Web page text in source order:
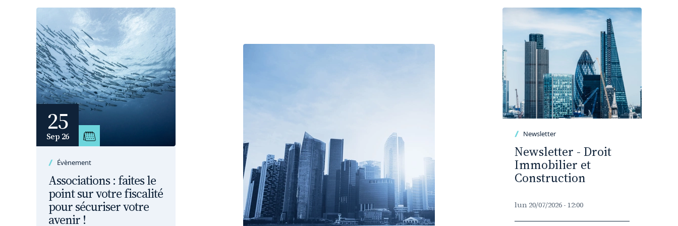
25
Sep 26
Évènement
Associations : faites le
point sur votre fiscalité
pour sécuriser votre
avenir !
Newsletter
Newsletter - Droit
Immobilier et
Construction
lun 20/07/2026 - 12:00